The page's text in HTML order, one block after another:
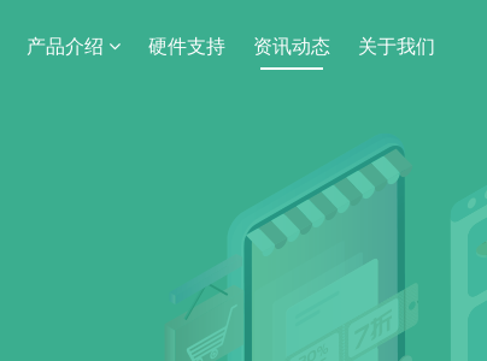
产品介绍 硬件支持 资讯动态 关于我们